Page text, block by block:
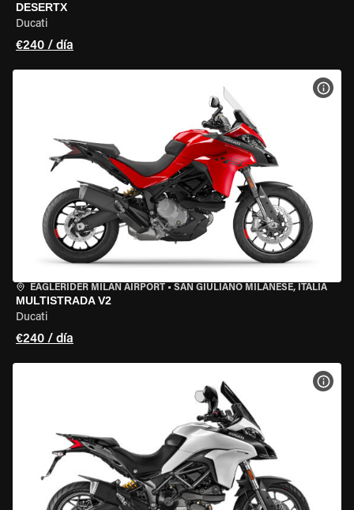
DESERTX
Ducati
€240 / día
EAGLERIDER MILAN AIRPORT • SAN GIULIANO MILANESE, ITALIA
MULTISTRADA V2
Ducati
€240 / día
VER
VER